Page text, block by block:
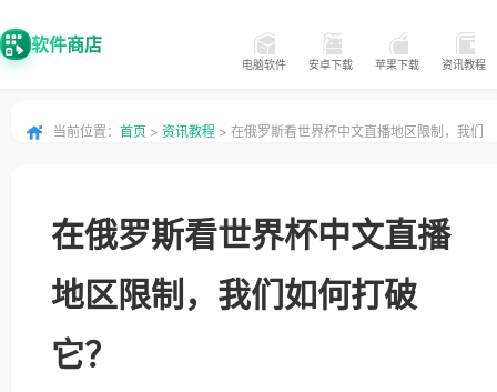
软件商店
电脑软件 安卓下载 苹果下载 资讯教程
当前位置： 首页 > 资讯教程 > 在俄罗斯看世界杯中文直播地区限制，我们
在俄罗斯看世界杯中文直播
地区限制，我们如何打破
它？